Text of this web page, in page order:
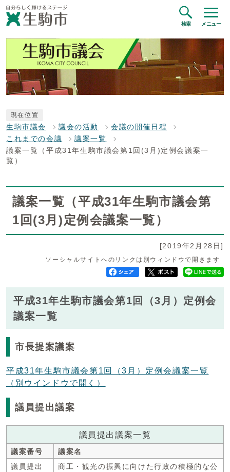
検索 メニュー
現在位置
生駒市議会 議会の活動
会議の開催日程
これまでの会議
議案一覧
議案一覧（平成31年生駒市議会第1回(3月)定例会議案一
覧）
議案一覧（平成31年生駒市議会第
1回(3月)定例会議案一覧）
[2019年2月28日]
ソーシャルサイトへのリンクは別ウィンドウで開きます
平成31年生駒市議会第1回（3月）定例会
議案一覧
市長提案議案
平成31年生駒市議会第1回（3月）定例会議案一覧
（別ウインドウで開く）
議員提出議案
議員提出議案一覧
議案番号
議案名
議員提出
商工・観光の振興に向けた行政の積極的な公